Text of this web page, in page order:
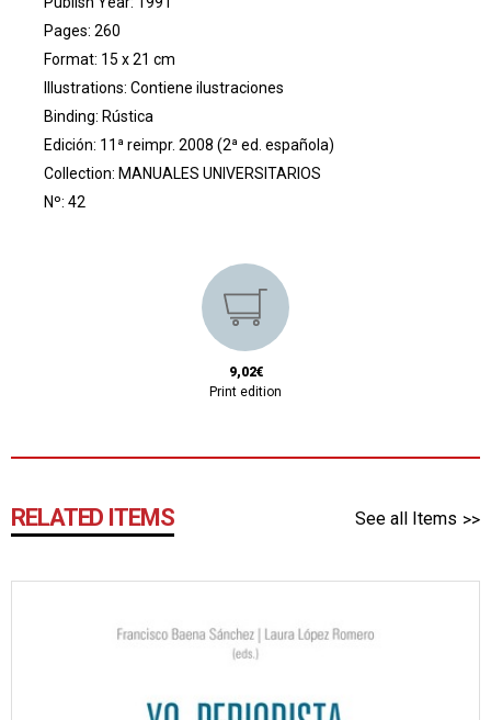
Pages: 260
Format: 15 x 21 cm
Illustrations: Contiene ilustraciones
Binding: Rústica
Edición: 11ª reimpr. 2008 (2ª ed. española)
Collection: MANUALES UNIVERSITARIOS
Nº: 42
9,02€
Print edition
RELATED ITEMS See all Items